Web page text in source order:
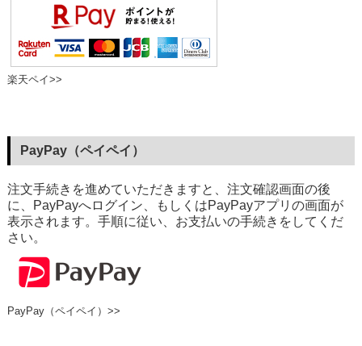
楽天ペイ>>
PayPay（ペイペイ）
注文手続きを進めていただきますと、注文確認画面の後
に、PayPayへログイン、もしくはPayPayアプリの画面が
表示されます。手順に従い、お支払いの手続きをしてくだ
さい。
PayPay（ペイペイ）>>